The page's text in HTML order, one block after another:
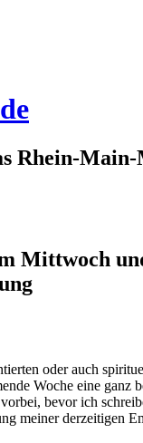
Rhein-Main-
Mittwoch
oder auch
Woche eine ganz
bevor ich
meiner derzeitigen